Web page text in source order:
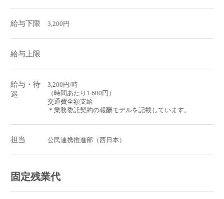
給与下限 3,200円
給与上限
給与・待
遇
3,200円/時
（時間あたり1.600円）
交通費全額支給
＊業務委託契約の報酬モデルを記載しています。
担当 公民連携推進部（西日本）
固定残業代